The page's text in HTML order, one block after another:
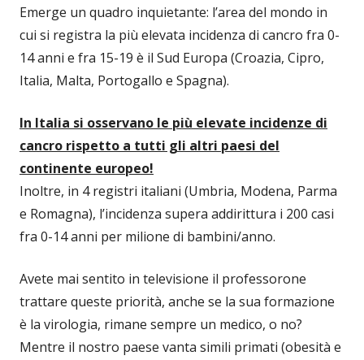
Emerge un quadro inquietante: l’area del mondo in
cui si registra la più elevata incidenza di cancro fra 0-
14 anni e fra 15-19 è il Sud Europa (Croazia, Cipro,
Italia, Malta, Portogallo e Spagna).
In Italia si osservano le più elevate incidenze di
cancro rispetto a tutti gli altri paesi del
continente europeo!
Inoltre, in 4 registri italiani (Umbria, Modena, Parma
e Romagna), l’incidenza supera addirittura i 200 casi
fra 0-14 anni per milione di bambini/anno.
Avete mai sentito in televisione il professorone
trattare queste priorità, anche se la sua formazione
è la virologia, rimane sempre un medico, o no?
Mentre il nostro paese vanta simili primati (obesità e